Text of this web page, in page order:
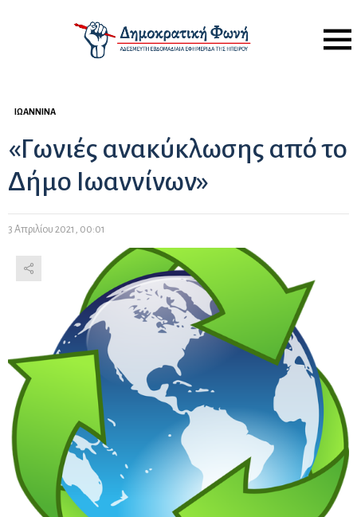
Menu
ΙΩΆΝΝΙΝΑ
«Γωνιές ανακύκλωσης από το
Δήμο Ιωαννίνων»
3 Απριλίου 2021, 00:01